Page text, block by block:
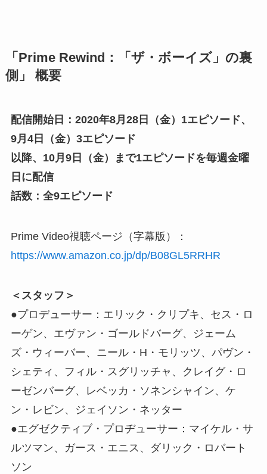
「Prime Rewind：「ザ・ボーイズ」の裏
側」 概要
配信開始日：2020年8月28日（金）1エピソード、
9月4日（金）3エピソード
以降、10月9日（金）まで1エピソードを毎週金曜
日に配信
話数：全9エピソード
Prime Video視聴ページ（字幕版）：
https://www.amazon.co.jp/dp/B08GL5RRHR
＜スタッフ＞
●プロデューサー：エリック・クリプキ、セス・ロ
ーゲン、エヴァン・ゴールドバーグ、ジェーム
ズ・ウィーバー、ニール・H・モリッツ、パヴン・
シェティ、フィル・スグリッチャ、クレイグ・ロ
ーゼンバーグ、レベッカ・ソネンシャイン、ケ
ン・レビン、ジェイソン・ネッター
●エグゼクティブ・プロヂューサー：マイケル・サ
ルツマン、ガース・エニス、ダリック・ロバート
ソン